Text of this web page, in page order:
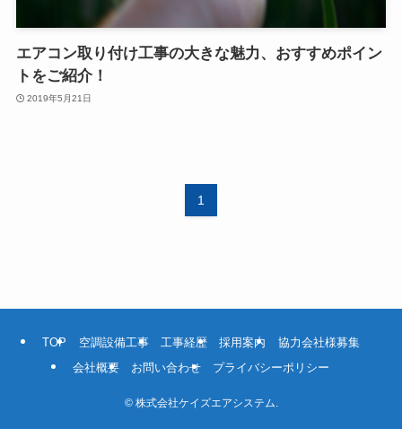
エアコン取り付け工事の大きな魅力、おすすめポイン
トをご紹介！
2019年5月21日
1
TOP 空調設備工事 工事経歴 採用案内
協力会社様募集
会社概要
お問い合わせ プライバシーポリシー
©株式会社ケイズエアシステム.